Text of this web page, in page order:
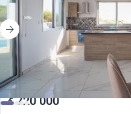
€720 000